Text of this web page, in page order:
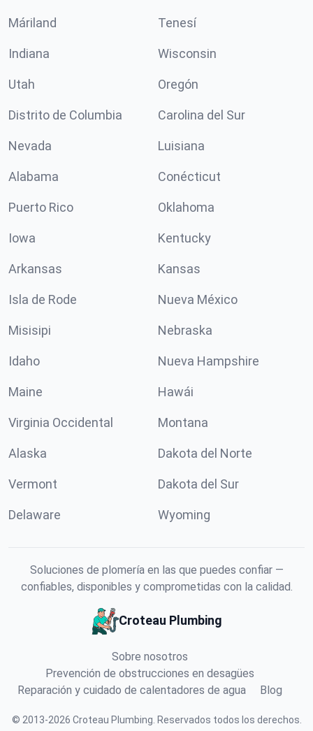
Máriland Tenesí
Indiana Wisconsin
Utah Oregón
Distrito de Columbia Carolina del Sur
Nevada Luisiana
Alabama Conécticut
Puerto Rico Oklahoma
Iowa Kentucky
Arkansas Kansas
Isla de Rode Nueva México
Misisipi Nebraska
Idaho Nueva Hampshire
Maine Hawái
Virginia Occidental Montana
Alaska Dakota del Norte
Vermont Dakota del Sur
Delaware Wyoming
Soluciones de plomería en las que puedes confiar —
confiables, disponibles y comprometidas con la calidad.
Croteau Plumbing
Sobre nosotros
Prevención de obstrucciones en desagües
Reparación y cuidado de calentadores de agua
Blog
© 2013-2026 Croteau Plumbing Reservados todos los derechos.